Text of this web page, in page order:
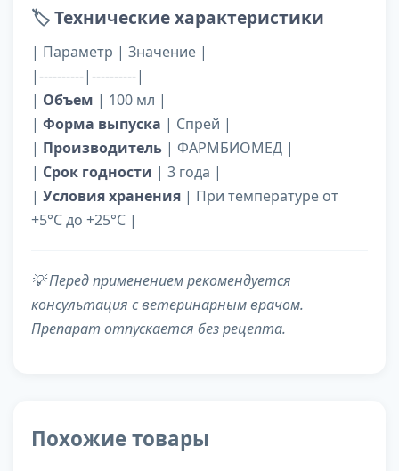
🏷️Технические характеристики
| Параметр | Значение |
|----------|----------|
| Объем | 100 мл |
| Форма выпуска | Спрей |
| Производитель | ФАРМБИОМЕД |
| Срок годности | 3 года |
| Условия хранения | При температуре от
+5°С до +25°С |
💡 Перед применением рекомендуется
консультация с ветеринарным врачом.
Препарат отпускается без рецепта.
Похожие товары